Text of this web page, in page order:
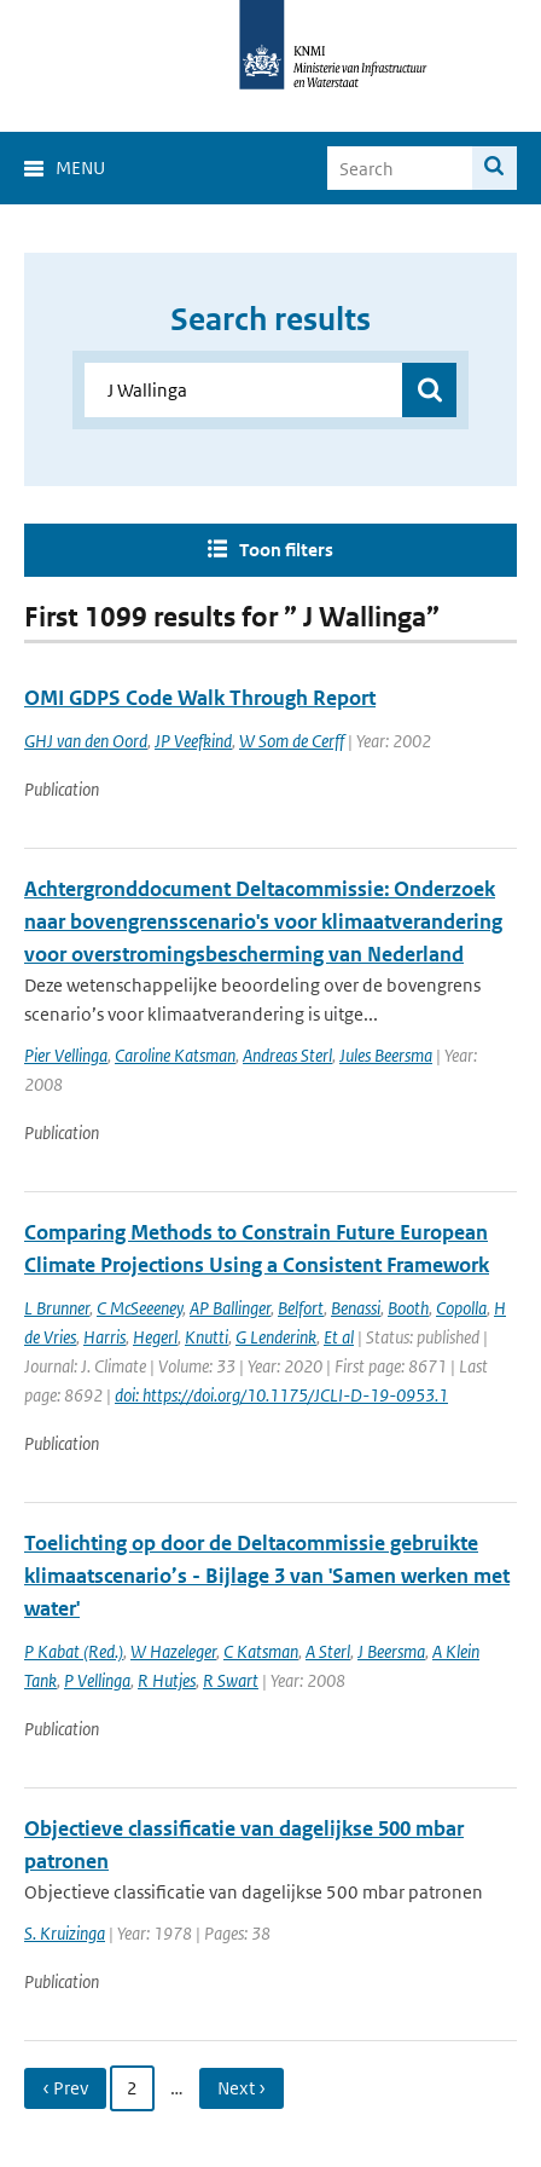
MENU
Search results
Toon filters
First 1099 results for ” J Wallinga”
OMI GDPS Code Walk Through Report
GHJ van den Oord, JP Veefkind, W Som de Cerff| Year: 2002
Publication
Achtergronddocument Deltacommissie: Onderzoek
naar bovengrensscenario's voor klimaatverandering
voor overstromingsbescherming van Nederland
Deze wetenschappelijke beoordeling over de bovengrens
scenario’s voor klimaatverandering is uitge...
Pier Vellinga, Caroline Katsman, Andreas Sterl, Jules Beersma | Year:
2008
Publication
Comparing Methods to Constrain Future European
Climate Projections Using a Consistent Framework
L Brunner, C McSeeeney, AP Ballinger, Belfort, Benassi, Booth, Copolla, H
de Vries, Harris, Hegerl, Knutti, G Lenderink, Et al | Status: published |
Journal: J. Climate | Volume: 33 | Year: 2020 | First page: 8671 | Last
page: 8692 | doi: https://doi.org/10.1175/JCLI-D-19-0953.1
Publication
Toelichting op door de Deltacommissie gebruikte
klimaatscenario’s - Bijlage 3 van 'Samen werken met
water'
P Kabat (Red.), W Hazeleger, C Katsman, A Sterl, J Beersma, A Klein
Tank, P Vellinga, R Hutjes, R Swart | Year: 2008
Publication
Objectieve classificatie van dagelijkse 500 mbar
patronen
Objectieve classificatie van dagelijkse 500 mbar patronen
S. Kruizinga | Year: 1978 | Pages: 38
Publication
‹ Prev 2 … Next ›